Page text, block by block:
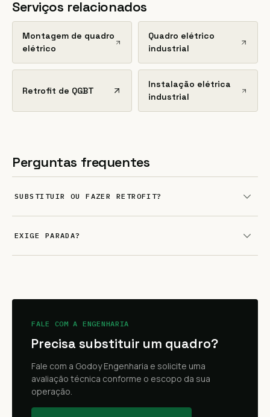
Serviços relacionados
Montagem de quadro
elétrico
Quadro elétrico
industrial
Retrofit de QGBT
Instalação elétrica
industrial
Perguntas frequentes
SUBSTITUIR OU FAZER RETROFIT?
EXIGE PARADA?
FALE COM A ENGENHARIA
Precisa substituir um quadro?
Fale com a Godoy Engenharia e solicite uma
avaliação técnica conforme o escopo da sua
operação.